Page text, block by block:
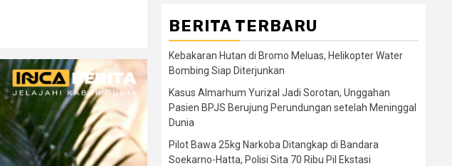
BERITA TERBARU
Kebakaran Hutan di Bromo Meluas, Helikopter Water
Bombing Siap Diterjunkan
Kasus Almarhum Yurizal Jadi Sorotan, Unggahan
Pasien BPJS Berujung Perundungan setelah Meninggal
Dunia
Pilot Bawa 25kg Narkoba Ditangkap di Bandara
Soekarno-Hatta, Polisi Sita 70 Ribu Pil Ekstasi